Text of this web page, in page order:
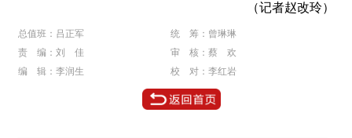
（记者赵改玲）
总值班：吕正军
统 筹：曾琳琳
责 编：刘 佳
审 核：蔡 欢
编 辑：李润生
校 对：李红岩